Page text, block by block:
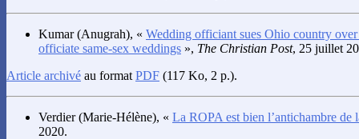
Kumar(Anugrah), « Wedding officiant sues Ohio country
officiate same-sex weddings », The Christian Post, 25 juillet
Article archivé au format PDF (117 Ko, 2 p.).
Verdier(Marie-Hélène), « La ROPA est bien l’antichambre de
2020.